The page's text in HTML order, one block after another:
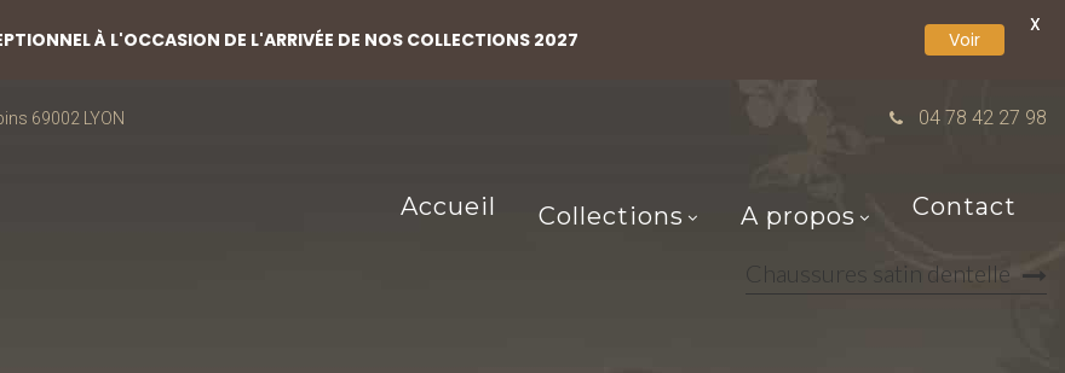
69002 LYON 04 78 42 27 98
Accueil Collections A propos Contact
Chaussures satin dentelle
À L'OCCASION DE L'ARRIVÉE DE NOS COLLECTIONS 2027 Voir
X